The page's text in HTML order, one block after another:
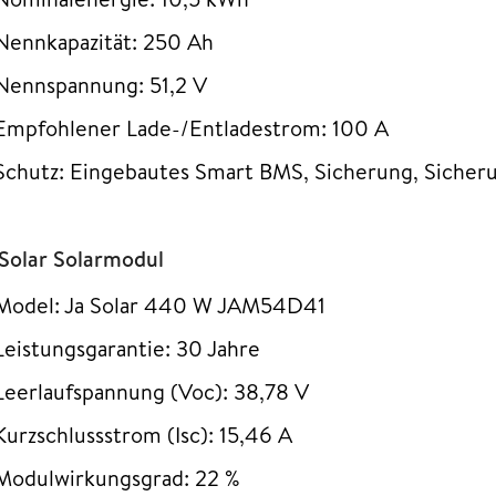
250 Ah
51,2 V
Lade-/Entladestrom: 100 A
Eingebautes Smart BMS, Sicherung,
Solarmodul
Ja Solar 440 W JAM54D41
30 Jahre
(Voc): 38,78 V
(Isc): 15,46 A
22 %